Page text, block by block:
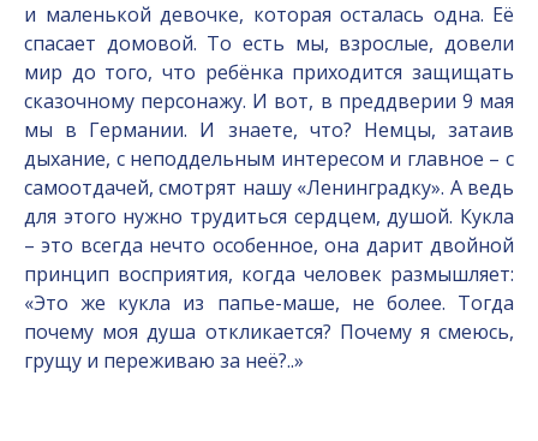
и маленькой девочке, которая осталась одна. Её
спасает домовой. То есть мы, взрослые, довели
мир до того, что ребёнка приходится защищать
сказочному персонажу. И вот, в преддверии 9 мая
мы в Германии. И знаете, что? Немцы, затаив
дыхание, с неподдельным интересом и главное – с
самоотдачей, смотрят нашу «Ленинградку». А ведь
для этого нужно трудиться сердцем, душой. Кукла
– это всегда нечто особенное, она дарит двойной
принцип восприятия, когда человек размышляет:
«Это же кукла из папье-маше, не более. Тогда
почему моя душа откликается? Почему я смеюсь,
грущу и переживаю за неё?..»